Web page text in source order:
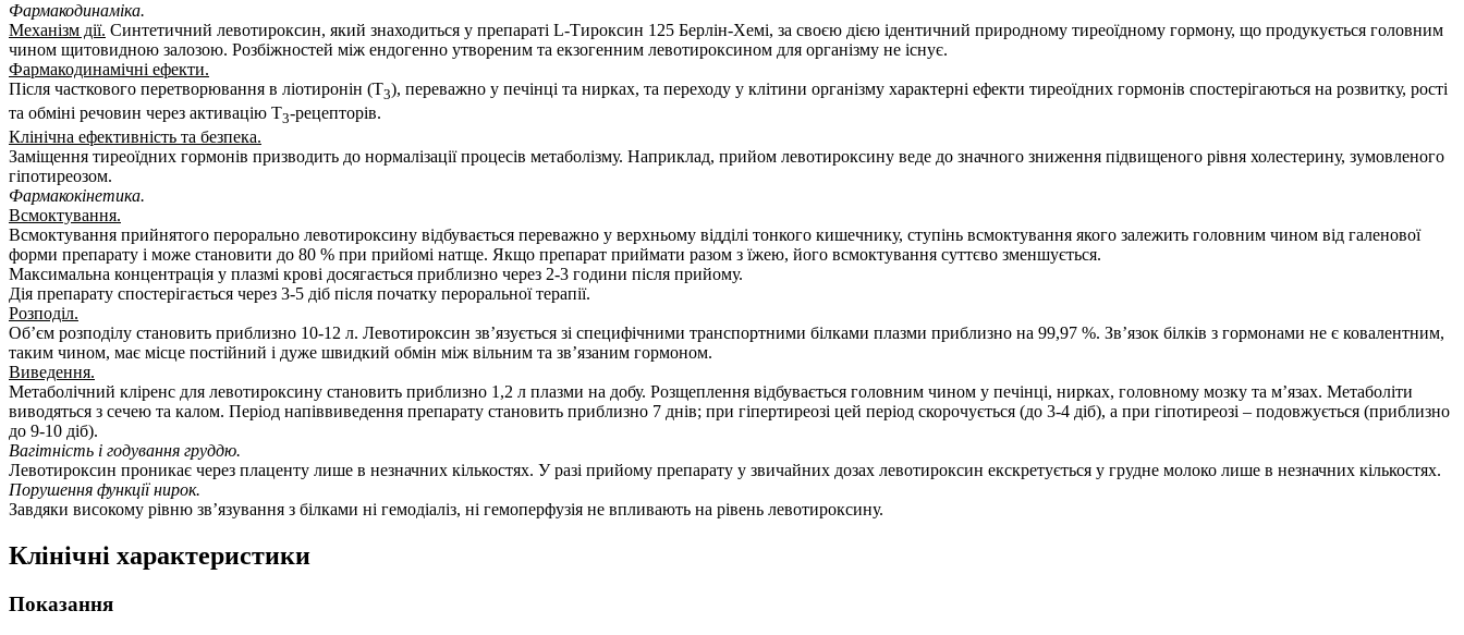
Фармакодинаміка.
Механізм дії. Синтетичний левотироксин, який знаходиться у препараті L-Тироксин 125 Берлін-Хемі, за своєю дією ідентичний природному тиреоїдному гормону, що продукується головним
чином щитовидною залозою. Розбіжностей між ендогенно утвореним та екзогенним левотироксином для організму не існує.
Фармакодинамічні ефекти.
Після часткового перетворювання в ліотиронін (Т3), переважно у печінці та нирках, та переходу у клітини організму характерні ефекти тиреоїдних гормонів спостерігаються на розвитку, рості
та обміні речовин через активацію Т3-рецепторів.
Клінічна ефективність та безпека.
Заміщення тиреоїдних гормонів призводить до нормалізації процесів метаболізму. Наприклад, прийом левотироксину веде до значного зниження підвищеного рівня холестерину, зумовленого
гіпотиреозом.
Фармакокінетика.
Всмоктування.
Всмоктування прийнятого перорально лeвотироксину відбувається переважно у верхньому відділі тонкого кишечнику, ступінь всмоктування якого залежить головним чином від галенової
форми препарату і може становити до 80 % при прийомі натще. Якщо препарат приймати разом з їжею, його всмоктування суттєво зменшується.
Максимальна концентрація у плазмі крові досягається приблизно через 2-3 години після прийому.
Дія препарату спостерігається через 3-5 діб після початку пероральної терапії.
Розподіл.
Об’єм розподілу становить приблизно 10-12 л. Левотироксин зв’язується зі специфічними транспортними білками плазми приблизно на 99,97 %. Зв’язок білків з гормонами не є ковалентним,
таким чином, має місце постійний і дуже швидкий обмін між вільним та зв’язаним гормоном.
Виведення.
Метаболічний кліренс для левотироксину становить приблизно 1,2 л плазми на добу. Розщеплення відбувається головним чином у печінці, нирках, головному мозку та м’язах. Метаболіти
виводяться з сечею та калом. Період напіввиведення препарату становить приблизно 7 днів; при гіпертиреозі цей період скорочується (до 3-4 діб), а при гіпотиреозі – подовжується (приблизно
до 9-10 діб).
Вагітність і годування груддю.
Левотироксин проникає через плаценту лише в незначних кількостях. У разі прийому препарату у звичайних дозах левотироксин екскретується у грудне молоко лише в незначних кількостях.
Порушення функції нирок.
Завдяки високому рівню зв’язування з білками ні гемодіаліз, ні гемоперфузія не впливають на рівень левотироксину.
Клінічні характеристики
Показання